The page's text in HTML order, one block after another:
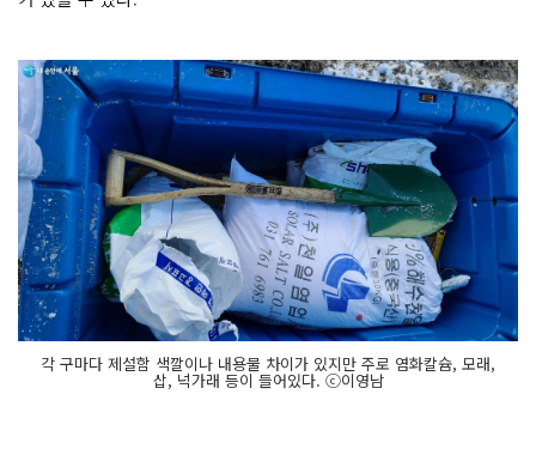
각 구마다 제설함 색깔이나 내용물 차이가 있지만 주로 염화칼슘, 모래,
삽, 넉가래 등이 들어있다. ⓒ이영남